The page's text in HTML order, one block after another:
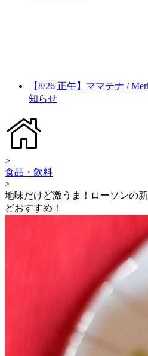
【8/26 正午】ママテナ /
知らせ
>
食品・飲料
>
地味だけど激うま！ローソンの
どおすすめ！